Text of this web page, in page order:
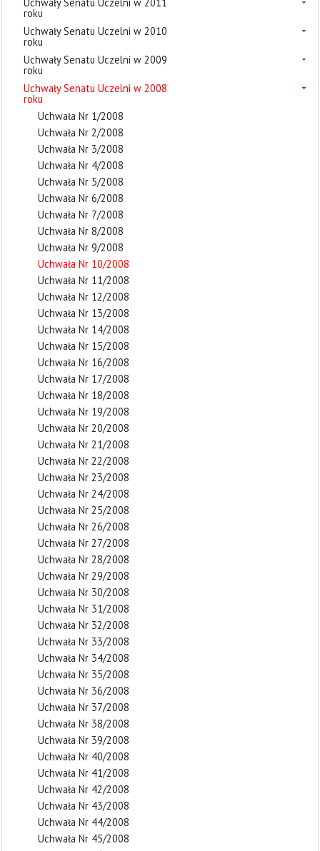
roku
Uchwały Senatu Uczelni w 2010
roku
Uchwały Senatu Uczelni w 2009
roku
Uchwały Senatu Uczelni w 2008
roku
Uchwała Nr 1/2008
Uchwała Nr 2/2008
Uchwała Nr 3/2008
Uchwała Nr 4/2008
Uchwała Nr 5/2008
Uchwała Nr 6/2008
Uchwała Nr 7/2008
Uchwała Nr 8/2008
Uchwała Nr 9/2008
Uchwała Nr 10/2008
Uchwała Nr 11/2008
Uchwała Nr 12/2008
Uchwała Nr 13/2008
Uchwała Nr 14/2008
Uchwała Nr 15/2008
Uchwała Nr 16/2008
Uchwała Nr 17/2008
Uchwała Nr 18/2008
Uchwała Nr 19/2008
Uchwała Nr 20/2008
Uchwała Nr 21/2008
Uchwała Nr 22/2008
Uchwała Nr 23/2008
Uchwała Nr 24/2008
Uchwała Nr 25/2008
Uchwała Nr 26/2008
Uchwała Nr 27/2008
Uchwała Nr 28/2008
Uchwała Nr 29/2008
Uchwała Nr 30/2008
Uchwała Nr 31/2008
Uchwała Nr 32/2008
Uchwała Nr 33/2008
Uchwała Nr 34/2008
Uchwała Nr 35/2008
Uchwała Nr 36/2008
Uchwała Nr 37/2008
Uchwała Nr 38/2008
Uchwała Nr 39/2008
Uchwała Nr 40/2008
Uchwała Nr 41/2008
Uchwała Nr 42/2008
Uchwała Nr 43/2008
Uchwała Nr 44/2008
Uchwała Nr 45/2008